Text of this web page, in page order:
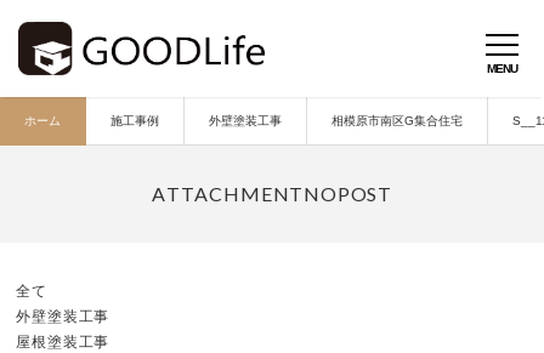
ホーム 施工事例 外壁塗装工事 相模原市南区G集合住宅
全て
外壁塗装工事
屋根塗装工事